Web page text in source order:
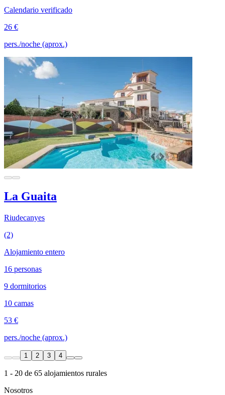
Calendario verificado
26 €
pers./noche (aprox.)
La Guaita
Riudecanyes
(2)
Alojamiento entero
16 personas
9 dormitorios
10 camas
53 €
pers./noche (aprox.)
1 2 3 4
1 - 20 de 65 alojamientos rurales
Nosotros